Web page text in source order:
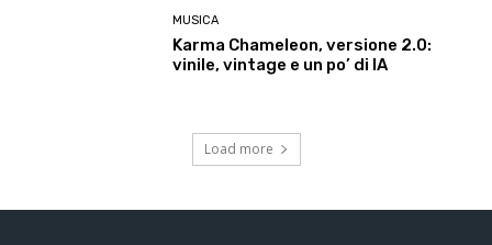
MUSICA
Karma Chameleon, versione 2.0:
vinile, vintage e un po’ di IA
Load more